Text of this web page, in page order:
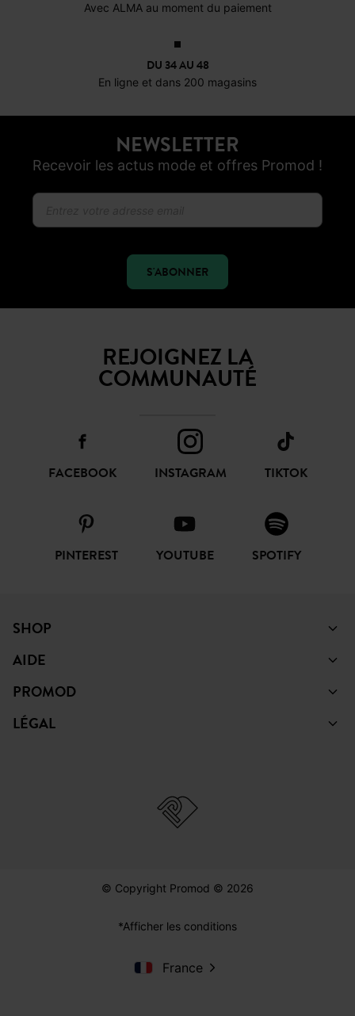
Avec ALMA au moment du paiement
DU 34 AU 48
En ligne et dans 200 magasins
NEWSLETTER
Recevoir les actus mode et offres Promod !
S'ABONNER
REJOIGNEZ LA
COMMUNAUTÉ
FACEBOOK INSTAGRAM TIKTOK
PINTEREST YOUTUBE SPOTIFY
SHOP
AIDE
PROMOD
LÉGAL
© Copyright Promod © 2026
*Afficher les conditions
France